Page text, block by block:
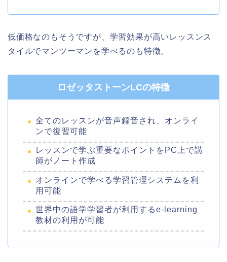
低価格なのもそうですが、学習効果が高いレッスンス
タイルでマンツーマンを学べるのも特徴。
ロゼッタストーンLCの特徴
全てのレッスンが音声録音され、オンライ
ンで復習可能
レッスンで学ぶ重要なポイントをPC上で講
師がノート作成
オンラインで学べる学習管理システムを利
用可能
世界中の語学学習者が利用するe-learning
教材の利用が可能